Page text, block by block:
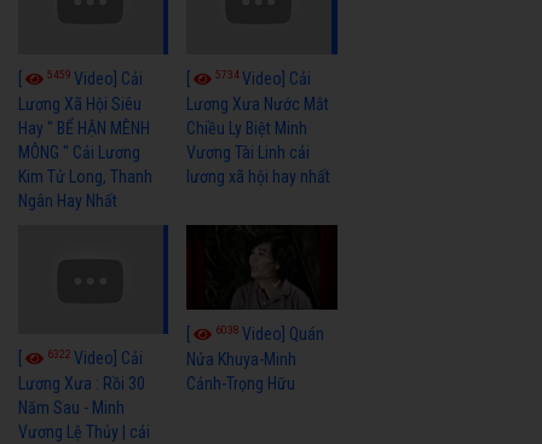
5459 Video] Cải
Lương Xã Hội Siêu
Hay " BỂ HẬN MÊNH
MÔNG " Cải Lương
Kim Tử Long, Thanh
Ngân Hay Nhất
5734Video] Cải
Lương Xưa Nước Mắt
Chiều Ly Biệt Minh
Vương Tài Linh cải
lương xã hội hay nhất
6322 Video] Cải
Lương Xưa : Rồi 30
Năm Sau - Minh
Vương Lệ Thủy | cải
6038Video] Quán
Nửa Khuya-Minh
Cảnh-Trọng Hữu